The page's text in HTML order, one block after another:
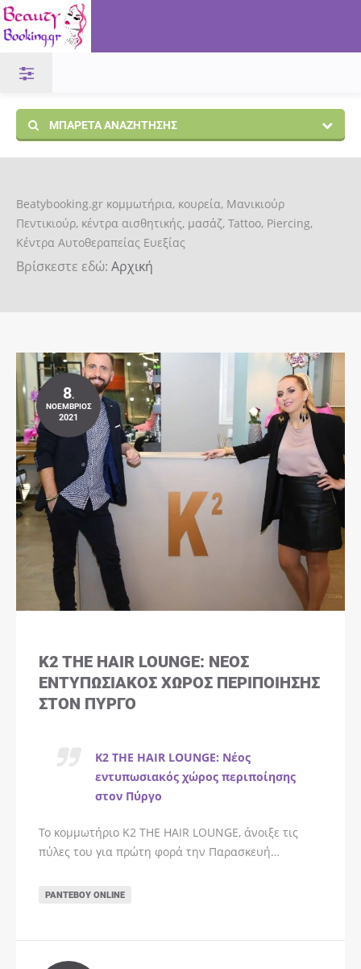
ΜΠΑΡΈΤΑ ΑΝΑΖΉΤΗΣΗΣ
Beatybooking.gr κομμωτήρια, κουρεία, Μανικιούρ
Πεντικιούρ, κέντρα αισθητικής, μασάζ, Tattoo, Piercing,
Κέντρα Αυτοθεραπείας Ευεξίας
Βρίσκεστε εδώ: Αρχική
8.
ΝΟΈΜΒΡΙΟΣ
2021
K2 THE HAIR LOUNGE: ΝΈΟΣ
ΕΝΤΥΠΩΣΙΑΚΌΣ ΧΏΡΟΣ ΠΕΡΙΠΟΊΗΣΗΣ
ΣΤΟΝ ΠΎΡΓΟ
K2 THE HAIR LOUNGE: Νέος
εντυπωσιακός χώρος περιποίησης
στον Πύργο
Το κομμωτήριο K2 THE HAIR LOUNGE, άνοιξε τις
πύλες του για πρώτη φορά την Παρασκευή…
ΡΑΝΤΕΒΟΎ ONLINE